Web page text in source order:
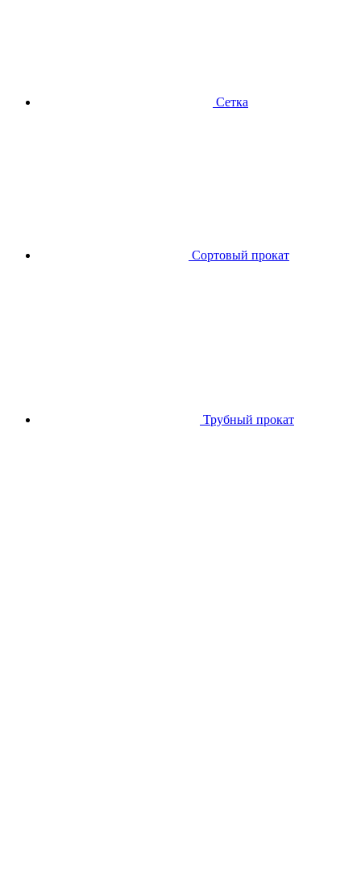
Сетка
Сортовый прокат
Трубный прокат